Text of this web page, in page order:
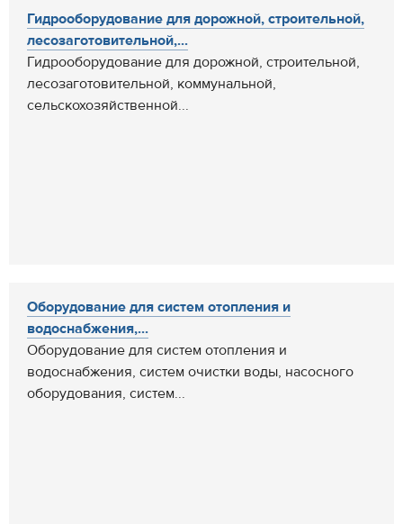
Гидрооборудование для дорожной, строительной,
лесозаготовительной,...
Гидрооборудование для дорожной, строительной,
лесозаготовительной, коммунальной,
сельскохозяйственной...
Оборудование для систем отопления и
водоснабжения,...
Оборудование для систем отопления и
водоснабжения, систем очистки воды, насосного
оборудования, систем...